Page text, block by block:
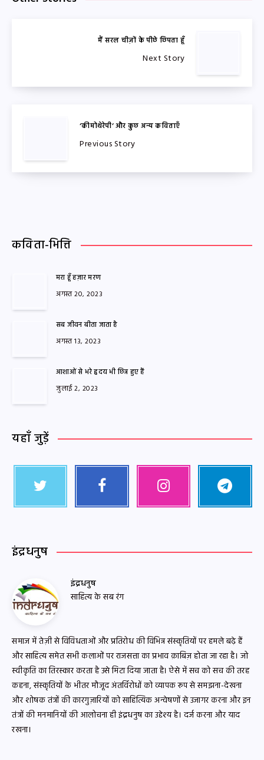
मैं सरल चीज़ों के पीछे छिपता हूँ
Next Story
‘कीमोथेरेपी’ और कुछ अन्य कविताएँ
Previous Story
कविता-भित्ति
मरा हूँ हज़ार मरण
अगस्त 20, 2023
सब जीवन बीता जाता है
अगस्त 13, 2023
आशाओं से भरे हृदय भी छिन्न हुए हैं
जुलाई 2, 2023
यहाँ जुड़ें
इंद्रधनुष
इंद्रधनुष
साहित्य के सब रंग
समाज में तेज़ी से विविधताओं और प्रतिरोध की विभिन्न संस्कृतियों पर हमले बढ़े हैं
और साहित्य समेत सभी कलाओं पर राजसत्ता का प्रभाव क़ाबिज़ होता जा रहा है। जो
स्वीकृति का तिरस्कार करता है उसे मिटा दिया जाता है। ऐसे में सच को सच की तरह
कहना, संस्कृतियों के भीतर मौजूद अंतर्विरोधों को व्यापक रूप से समझना-देखना
और शोषक तंत्रों की कारगुज़ारियों को साहित्यिक अन्वेषणों से उजागर करना और इन
तंत्रों की मनमानियों की आलोचना ही इंद्रधनुष का उद्देश्य है। दर्ज करना और याद
रखना।